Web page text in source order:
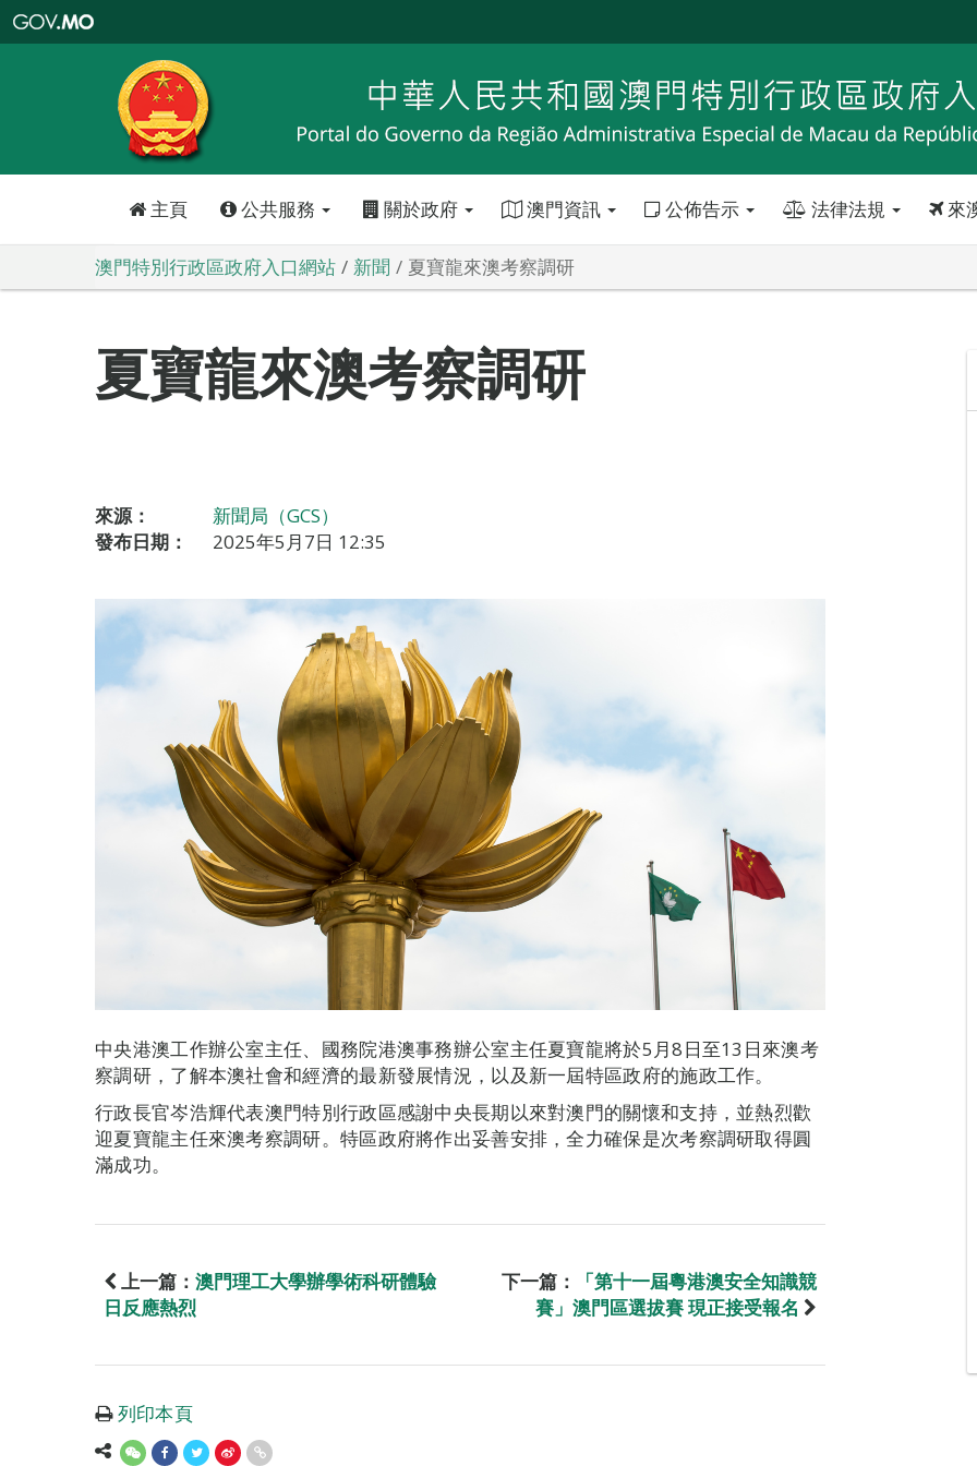
特
政
區
政
口
主頁 公共服務 關於政府 澳門資訊 公佈告示 法律法規 來
澳門特別行政區政府入口網站 新聞 夏寶龍來澳考察調研
夏寶龍來澳考察調研
來源：
新聞局（GCS）
發布日期：
2025年5月7日 12:35
中央港澳工作辦公室主任、國務院港澳事務辦公室主任夏寶龍將於5月8日至13日來澳考
察調研，了解本澳社會和經濟的最新發展情況，以及新一屆特區政府的施政工作。
行政長官岑浩輝代表澳門特別行政區感謝中央長期以來對澳門的關懷和支持，並熱烈歡
迎夏寶龍主任來澳考察調研。特區政府將作出妥善安排，全力確保是次考察調研取得圓
滿成功。
上一篇： 澳門理工大學辦學術科研體驗
日反應熱烈
下一篇：
「第十一屆粵港澳安全知識競
賽」澳門區選拔賽 現正接受報名
列印本頁